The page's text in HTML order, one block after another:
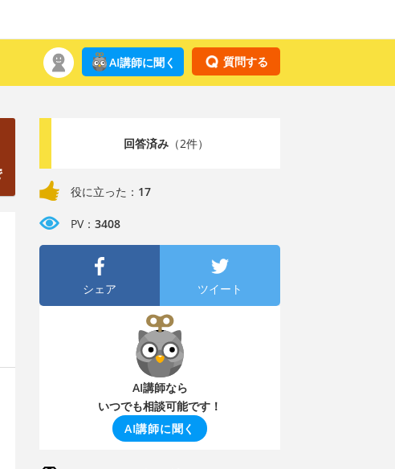
質問する
AI講師に聞く
回答済み（2件）
役に立った： 17
PV： 3408
シェア ツイート
AI講師なら
いつでも相談可能です！
AI講師に聞く